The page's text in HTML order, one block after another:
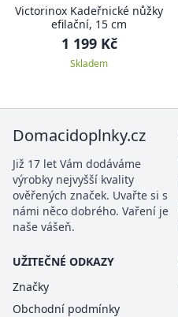
Victorinox Kadeřnické nůžky
efilační, 15 cm
1 199 Kč
Skladem
Domacidoplnky.cz
Již 17 let Vám dodáváme
výrobky nejvyšší kvality
ověřených značek. Uvařte si s
námi něco dobrého. Vaření je
naše vášeň.
UŽITEČNÉ ODKAZY
Značky
Obchodní podmínky